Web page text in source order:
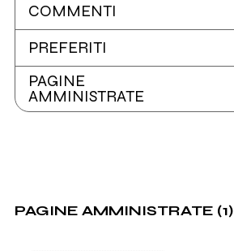
COMMENTI
PREFERITI
PAGINE
AMMINISTRATE
PAGINE AMMINISTRATE (1)